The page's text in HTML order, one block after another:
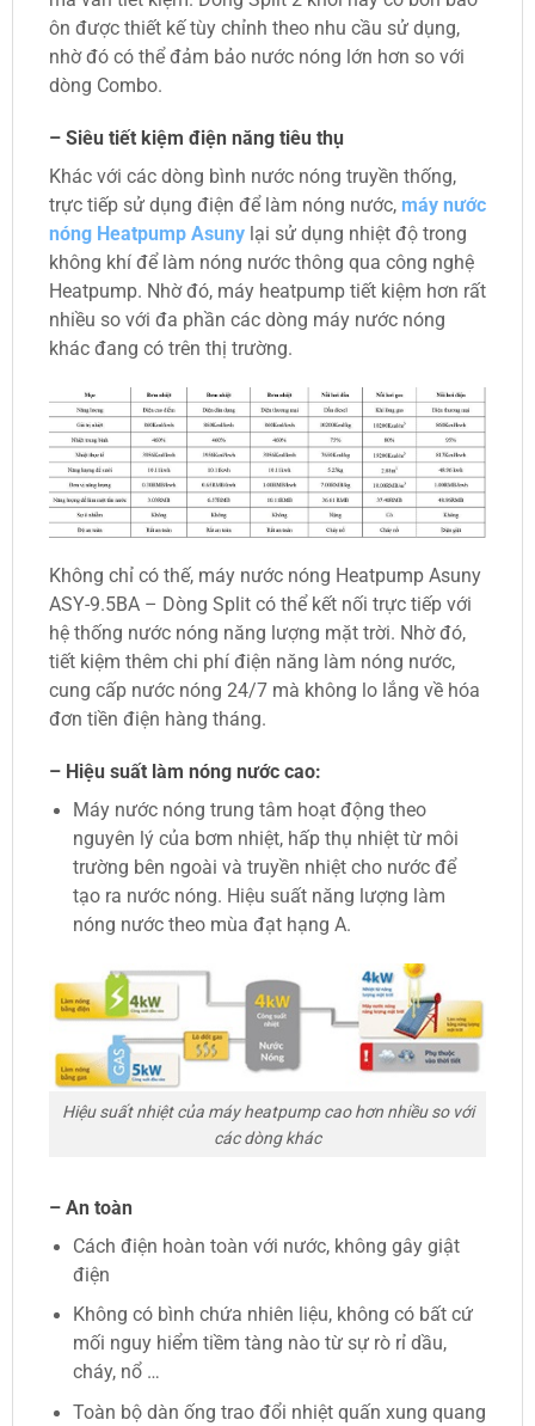
ôn được thiết kế tùy chỉnh theo nhu cầu sử dụng,
nhờ đó có thể đảm bảo nước nóng lớn hơn so với
dòng Combo.
– Siêu tiết kiệm điện năng tiêu thụ
Khác với các dòng bình nước nóng truyền thống,
trực tiếp sử dụng điện để làm nóng nước, máy nước
nóng Heatpump Asunylại sử dụng nhiệt độ trong
không khí để làm nóng nước thông qua công nghệ
Heatpump. Nhờ đó, máy heatpump tiết kiệm hơn rất
nhiều so với đa phần các dòng máy nước nóng
khác đang có trên thị trường.
Không chỉ có thế, máy nước nóng Heatpump Asuny
ASY-9.5BA – Dòng Split có thể kết nối trực tiếp với
hệ thống nước nóng năng lượng mặt trời. Nhờ đó,
tiết kiệm thêm chi phí điện năng làm nóng nước,
cung cấp nước nóng 24/7 mà không lo lắng về hóa
đơn tiền điện hàng tháng.
– Hiệu suất làm nóng nước cao:
Máy nước nóng trung tâm hoạt động theo
nguyên lý của bơm nhiệt, hấp thụ nhiệt từ môi
trường bên ngoài và truyền nhiệt cho nước để
tạo ra nước nóng. Hiệu suất năng lượng làm
nóng nước theo mùa đạt hạng A.
Hiệu suất nhiệt của máy heatpump cao hơn nhiều so với
các dòng khác
– An toàn
Cách điện hoàn toàn với nước, không gây giật
điện
Không có bình chứa nhiên liệu, không có bất cứ
mối nguy hiểm tiềm tàng nào từ sự rò rỉ dầu,
cháy, nổ …
Toàn bộ dàn ống trao đổi nhiệt quấn xung quang